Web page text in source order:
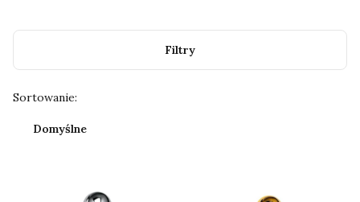
Filtry
Lista produktów
Sortowanie:
Domyślne